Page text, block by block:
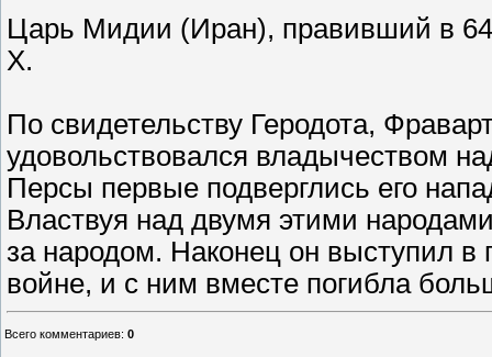
Царь Мидии (Иран), правивший в
Х.
По свидетельству Геродота,
удовольствовался владычеством
Персы первые подверглись его
Властвуя над двумя этими
за народом. Наконец он выступил в
войне, и с ним вместе погибла
Всего комментариев: 0